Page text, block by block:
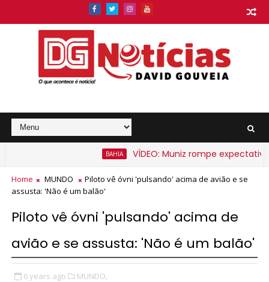
VÍDEO: Muniz rompe expectativa e
na Bahia a partir de segunda-feira
Home MUNDO
Piloto vê óvni 'pulsando' acima de avião e se
assusta: 'Não é um balão'
Piloto vê óvni 'pulsando' acima de
avião e se assusta: 'Não é um balão'
6 years ago MUNDO,